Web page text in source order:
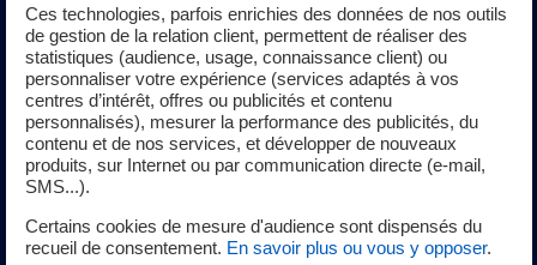
Cet article vous a t-il intéressé ?
Ces technologies, parfois enrichies des données de nos outils
de gestion de la relation client, permettent de réaliser des
statistiques (audience, usage, connaissance client) ou
personnaliser votre expérience (services adaptés à vos
centres d’intérêt, offres ou publicités et contenu
personnalisés), mesurer la performance des publicités, du
contenu et de nos services, et développer de nouveaux
produits, sur Internet ou par communication directe (e-mail,
SMS...).
Certains cookies de mesure d'audience sont dispensés du
recueil de consentement. En savoir plus ou vous y opposer.